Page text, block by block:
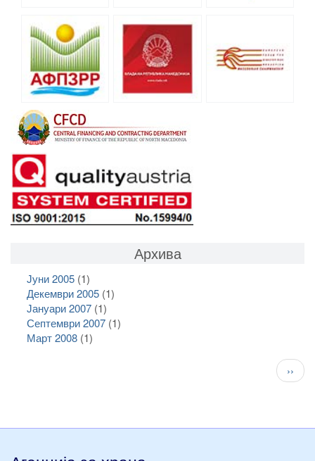
Архива
Јуни 2005(1)
Декември 2005(1)
Јануари 2007(1)
Септември 2007(1)
Март 2008(1)
››